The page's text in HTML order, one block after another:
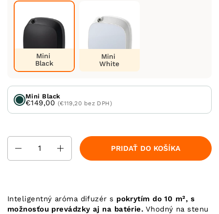
Mini
Black
Mini
White
Mini Black
€149,00 (€119,20 bez DPH)
PRIDAŤ DO KOŠÍKA
Inteligentný aróma difuzér s pokrytím do 10 m², s
možnosťou prevádzky aj na batérie. Vhodný na stenu